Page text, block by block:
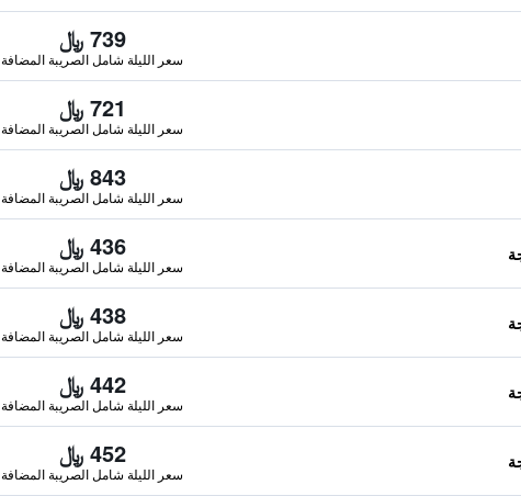
739 ﷼
سعر الليلة شامل الصريبة المضافة
721 ﷼
سعر الليلة شامل الصريبة المضافة
843 ﷼
سعر الليلة شامل الصريبة المضافة
436 ﷼
سعر الليلة شامل الصريبة المضافة
438 ﷼
سعر الليلة شامل الصريبة المضافة
442 ﷼
سعر الليلة شامل الصريبة المضافة
452 ﷼
سعر الليلة شامل الصريبة المضافة